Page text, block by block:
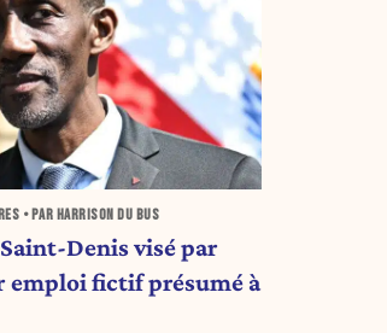
• PAR HARRISON DU BUS
Denis visé par
emploi fictif présumé à